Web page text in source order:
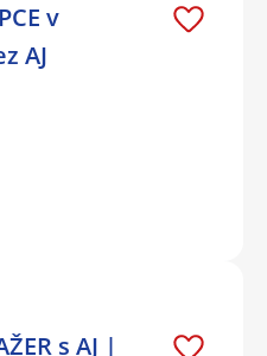
v
AJ
s AJ |